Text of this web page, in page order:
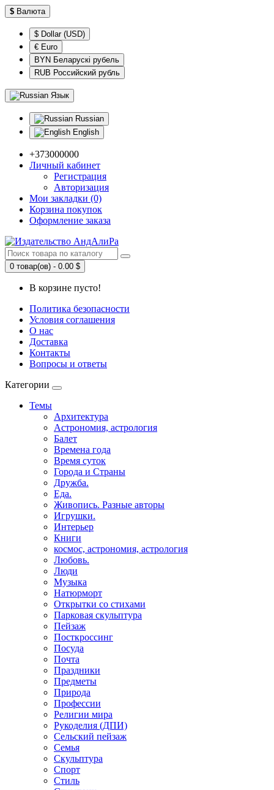
$ Валюта
$ Dollar (USD)
€ Euro
BYN Беларускі рубель
RUB Российский рубль
Язык
Russian
English
+373000000
Личный кабинет
Регистрация
Авторизация
Мои закладки (0)
Корзина покупок
Оформление заказа
0 товар(ов) - 0.00 $
В корзине пусто!
Политика безопасности
Условия соглашения
О нас
Доставка
Контакты
Вопросы и ответы
Категории
Темы
Архитектура
Астрономия, астрология
Балет
Времена года
Время суток
Города и Страны
Дружба.
Еда.
Живопись. Разные авторы
Игрушки.
Интерьер
Книги
космос, астрономия, астрология
Любовь.
Люди
Музыка
Натюрморт
Открытки со стихами
Парковая скульптура
Пейзаж
Посткроссинг
Посуда
Почта
Праздники
Предметы
Природа
Профессии
Религии мира
Рукоделия (ДПИ)
Сельский пейзаж
Семья
Скульптура
Спорт
Стиль